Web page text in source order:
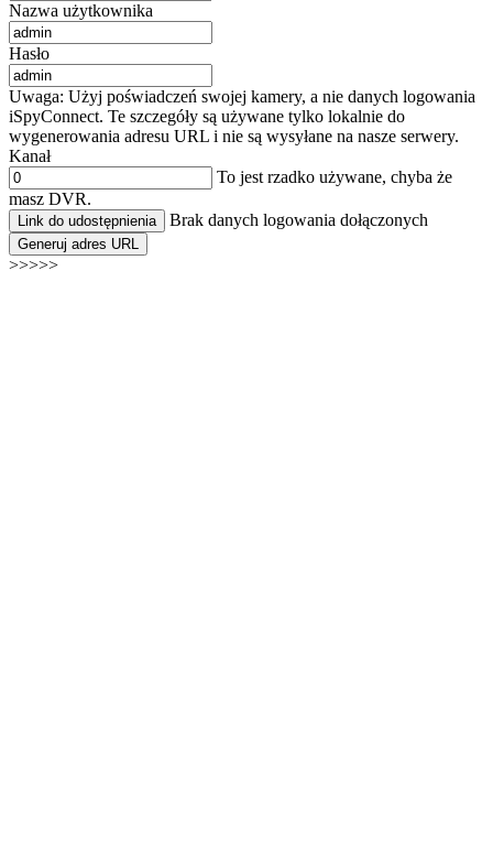
Nazwa użytkownika
Hasło
Uwaga: Użyj poświadczeń swojej kamery, a nie danych logowania
iSpyConnect. Te szczegóły są używane tylko lokalnie do
wygenerowania adresu URL i nie są wysyłane na nasze serwery.
Kanał
To jest rzadko używane, chyba że
masz DVR.
Link do udostępnienia Brak danych logowania dołączonych
Generuj adres URL
>>>>>